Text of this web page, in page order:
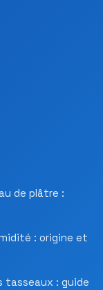
de plâtre :
: origine et
tasseaux : guide